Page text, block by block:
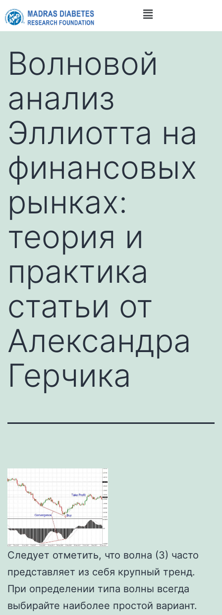
Волновой
анализ
Эллиотта на
финансовых
рынках:
теория и
практика
статьи от
Александра
Герчика
Следует отметить, что волна (3) часто
представляет из себя крупный тренд.
При определении типа волны всегда
выбирайте наиболее простой вариант.